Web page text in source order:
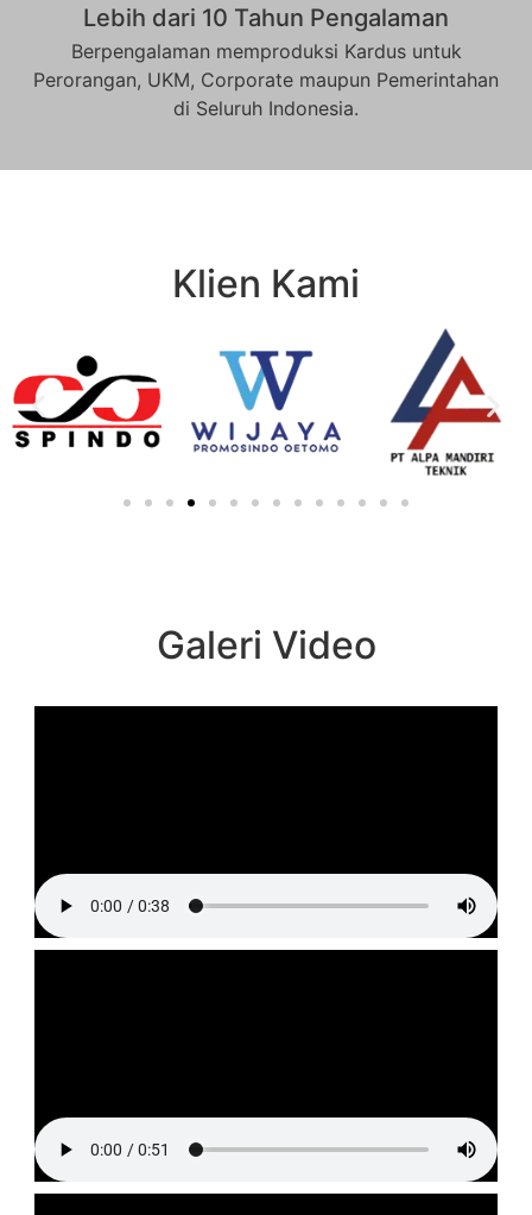
Lebih dari 10 Tahun Pengalaman
Berpengalaman memproduksi Kardus untuk
Perorangan, UKM, Corporate maupun Pemerintahan
di Seluruh Indonesia.
Klien Kami
Galeri Video